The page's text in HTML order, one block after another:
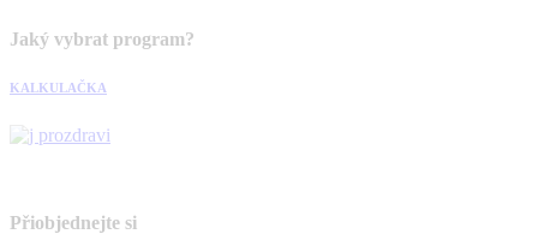
Jaký vybrat program?
KALKULAČKA
Přiobjednejte si